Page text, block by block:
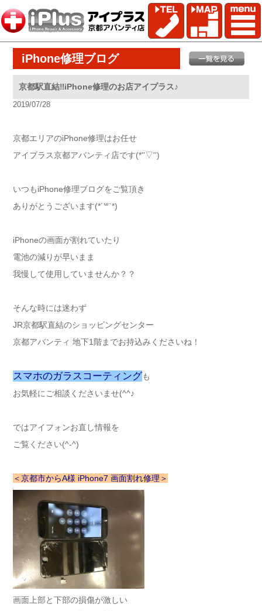
iPhone修理ブログ
京都駅直結‼︎iPhone修理のお店アイプラス♪
2019/07/28
京都エリアのiPhone修理はお任せ
アイプラス京都アバンティ店です(*''▽'')
いつもiPhone修理ブログをご覧頂き
ありがとうございます(*´꒳`*)
iPhoneの画面が割れていたり
電池の減りが早いまま
我慢して使用していませんか？？
そんな時には迷わず
JR京都駅直結のショッピングセンター
京都アバンティ 地下1階までお持込みくださいね！
スマホのガラスコーティングも
お気軽にご相談くださいませ(^^♪
ではアイフォンお直し情報を
ご覧ください(^-^)
＜京都市からA様 iPhone7 画面割れ修理＞
画面上部と下部の損傷が激しい